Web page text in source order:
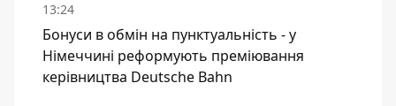
13:24
Бонуси в обмін на пунктуальність - у
Німеччині реформують преміювання
керівництва Deutsche Bahn